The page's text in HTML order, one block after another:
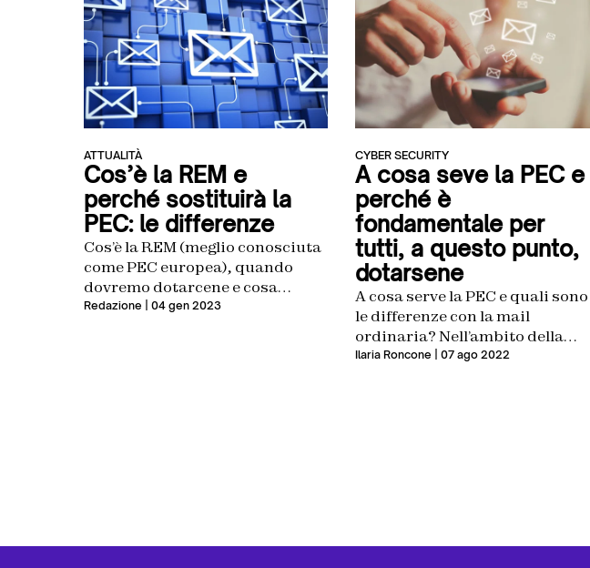
sfruttare questi mezzi
ATTUALITÀ
Cos’è la REM e
perché sostituirà la
PEC: le differenze
Cos’è la REM (meglio conosciuta
come PEC europea), quando
dovremo dotarcene e cosa
cambia rispetto alla PEC?
Redazione | 04 gen 2023
CYBER SECURITY
A cosa seve la PEC e
perché è
fondamentale per
tutti, a questo punto,
dotarsene
A cosa serve la PEC e quali sono
le differenze con la mail
ordinaria? Nell’ambito della
digitalizzazione, vediamo
Ilaria Roncone | 07 ago 2022